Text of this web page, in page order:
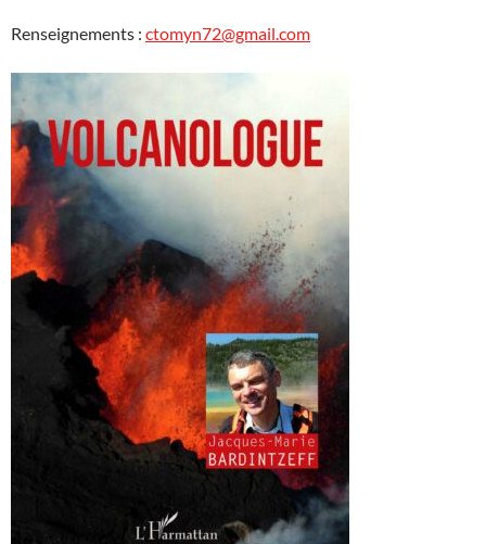
Renseignements : ctomyn72@gmail.com